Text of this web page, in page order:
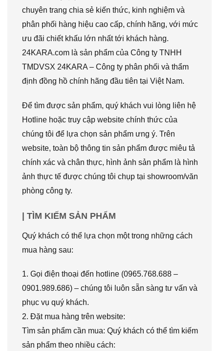
chuyên trang chia sẻ kiến thức, kinh nghiệm và
phân phối hàng hiệu cao cấp, chính hãng, với mức
ưu đãi chiết khấu lớn nhất tới khách hàng.
24KARA.com là sản phẩm của Công ty TNHH
TMDVSX 24KARA – Công ty phân phối và thẩm
định đồng hồ chính hãng đầu tiên tại Việt Nam.
Để tìm được sản phẩm, quý khách vui lòng liên hệ
Hotline hoặc truy cập website chính thức của
chúng tôi để lựa chọn sản phẩm ưng ý. Trên
website, toàn bộ thông tin sản phẩm được miêu tả
chính xác và chân thực, hình ảnh sản phẩm là hình
ảnh thực tế được chúng tôi chụp tại showroom/văn
phòng công ty.
| TÌM KIẾM SẢN PHẨM
Quý khách có thể lựa chọn một trong những cách
mua hàng sau:
1. Gọi điện thoại đến hotline (0965.768.688 –
0901.989.686) – chúng tôi luôn sẵn sàng tư vấn và
phục vụ quý khách.
2. Đặt mua hàng trên website:
Tìm sản phẩm cần mua: Quý khách có thể tìm kiếm
sản phẩm theo nhiều cách: